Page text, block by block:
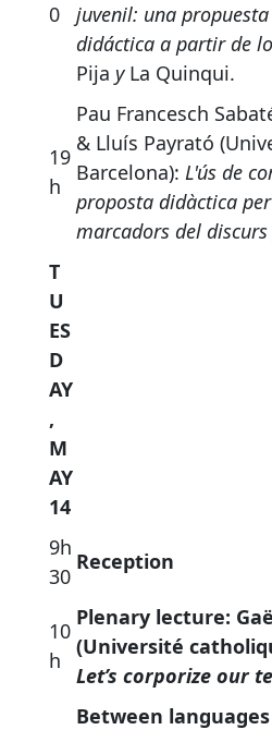
0
juvenil: una
didáctica a partir de
Pija yLa Quinqui.
19
h
Pau Francesch
& Lluís Payrató
Barcelona): L'ús de
proposta didàctica
marcadors del discurs
T
U
ES
D
AY
,
M
AY
14
9h
30
Reception
10
h
Plenary lecture:
(Université
Let’s corporize our
Between languages